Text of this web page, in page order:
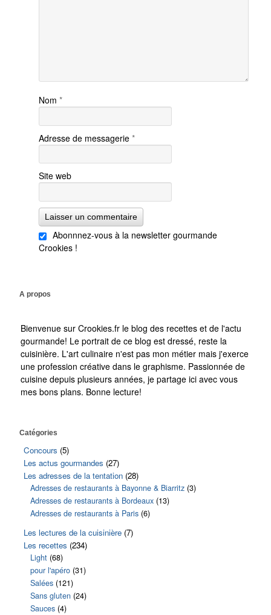
Nom *
Adresse de messagerie *
Site web
Abonnnez-vous à la newsletter gourmande
Crookies !
A propos
Bienvenue sur Crookies.fr le blog des recettes et de l'actu
gourmande! Le portrait de ce blog est dressé, reste la
cuisinière. L'art culinaire n'est pas mon métier mais j'exerce
une profession créative dans le graphisme. Passionnée de
cuisine depuis plusieurs années, je partage ici avec vous
mes bons plans. Bonne lecture!
Catégories
Concours (5)
Les actus gourmandes (27)
Les adresses de la tentation (28)
Adresses de restaurants à Bayonne & Biarritz (3)
Adresses de restaurants à Bordeaux (13)
Adresses de restaurants à Paris (6)
Les lectures de la cuisinière (7)
Les recettes (234)
Light (68)
pour l'apéro (31)
Salées (121)
Sans gluten (24)
Sauces (4)